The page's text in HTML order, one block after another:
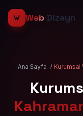
Web Dizayn
Ana Sayfa / Kurumsal